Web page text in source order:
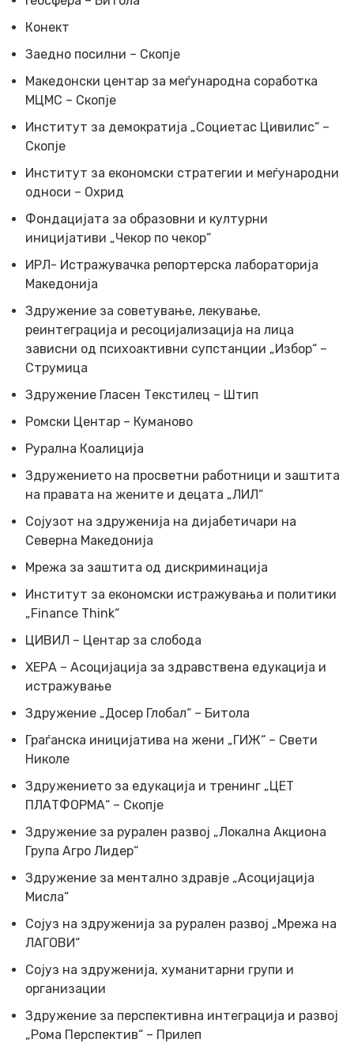
Конект
Заедно посилни – Скопје
Македонски центар за меѓународна соработка
МЦМС – Скопје
Институт за демократија „Социетас Цивилис“ –
Скопје
Институт за економски стратегии и меѓународни
односи – Охрид
Фондацијата за образовни и културни
иницијативи „Чекор по чекор“
ИРЛ- Истражувачка репортерска лабораторија
Македонија
Здружение за советување, лекување,
реинтеграција и ресоцијализација на лица
зависни од психоактивни супстанции „Избор“ –
Струмица
Здружение Гласен Текстилец – Штип
Ромски Центар – Куманово
Рурална Коалиција
Здружението на просветни работници и заштита
на правата на жените и децата „ЛИЛ“
Сојузот на здруженија на дијабетичари на
Северна Македонија
Мрежа за заштита од дискриминација
Институт за економски истражувања и политики
„Finance Think“
ЦИВИЛ – Центар за слобода
ХЕРА – Асоцијација за здравствена едукација и
истражување
Здружение „Досер Глобал“ – Битола
Граѓанска иницијатива на жени „ГИЖ“ – Свети
Николе
Здружението за едукација и тренинг „ЦЕТ
ПЛАТФОРМА“ – Скопје
Здружение за рурален развој „Локална Акциона
Група Агро Лидер“
Здружение за ментално здравје „Асоцијација
Мисла“
Сојуз на здруженија за рурален развој „Мрежа на
ЛАГОВИ“
Сојуз на здруженија, хуманитарни групи и
организации
Здружение за перспективна интеграција и развој
„Рома Перспектив“ – Прилеп